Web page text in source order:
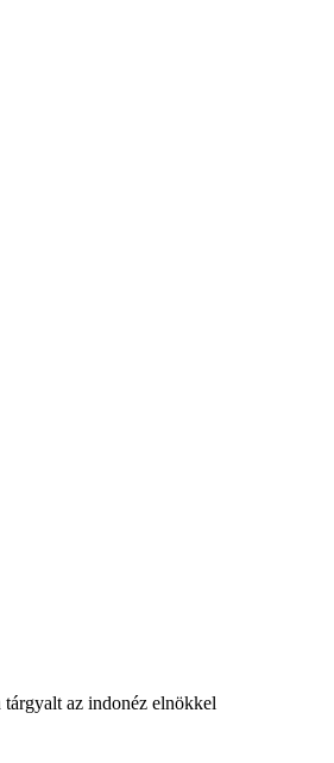
az indonéz elnökkel